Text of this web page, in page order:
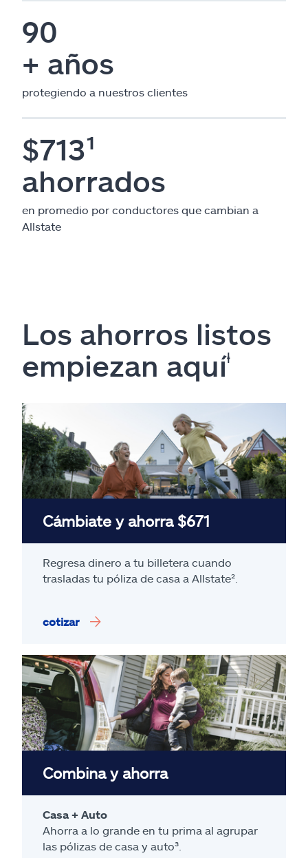
90
+ años
protegiendo a nuestros clientes
$713¹
ahorrados
en promedio por conductores que cambian a
Allstate
Los ahorros listos
empiezan aquíⱡ
Cámbiate y ahorra $671
Regresa dinero a tu billetera cuando
trasladas tu póliza de casa a Allstate².
cotizar
Combina y ahorra
Casa + Auto
Ahorra a lo grande en tu prima al agrupar
las pólizas de casa y auto³.